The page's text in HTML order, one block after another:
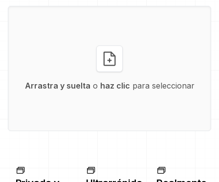
Arrastra y suelta o haz clic para seleccionar